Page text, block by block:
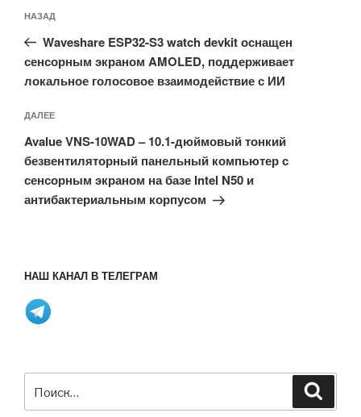
по
записям
Предыдущая
запись:
НАЗАД
Waveshare ESP32-S3 watch devkit оснащен
сенсорным экраном AMOLED, поддерживает
локальное голосовое взаимодействие с ИИ
Следующая
запись
ДАЛЕЕ
Avalue VNS-10WAD – 10.1-дюймовый тонкий
безвентиляторный панельный компьютер с
сенсорным экраном на базе Intel N50 и
антибактериальным корпусом
НАШ КАНАЛ В ТЕЛЕГРАМ